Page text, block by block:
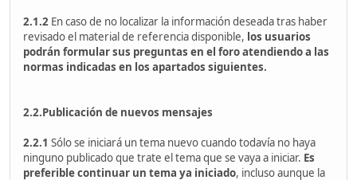
2.1.2 En caso de no localizar la información deseada tras haber
revisado el material de referencia disponible, los usuarios
podrán formular sus preguntas en el foro atendiendo a las
normas indicadas en los apartados siguientes.
2.2.Publicación de nuevos mensajes
2.2.1 Sólo se iniciará un tema nuevo cuando todavía no haya
ninguno publicado que trate el tema que se vaya a iniciar. Es
preferible continuar un tema ya iniciado, incluso aunque la